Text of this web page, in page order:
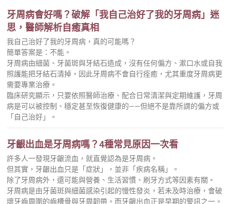
牙周病會好嗎？破解「我自己治好了我的牙周病」迷
思，醫師解析自癒真相
我自己治好了我的牙周病，真的可能嗎？
簡單答案是：不能。
牙周病由細菌、牙菌斑與牙結石造成，沒有任何偏方、漱口水或自我
照護能把牙結石清掉，因此牙周病不會自行痊癒，尤其重度牙周病更
需要專業治療。
臨床研究顯示，只要依照醫師治療、配合日常清潔與定期維護，牙周
病是可以被控制、穩定甚至恢復健康的——但絕不是靠所謂的偏方或
「自己治好」。
牙齦出血是牙周病嗎？4種常見原因一次看
許多人一發現牙齦流血，就直覺認為是牙周病。
但其實，牙齦出血只是「症狀」，並非「疾病名稱」。
除了牙周病外，還可能與營養、生活習慣、刷牙方式等因素有關。
牙周病是由牙菌斑與細菌感染引起的慢性發炎，若未及時治療，會破
壞牙齒周圍的齒槽骨與牙周韌帶。而牙齦出血正是早期的警訊之一。